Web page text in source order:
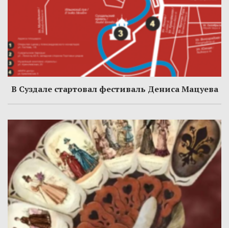
В Суздале стартовал фестиваль Дениса Мацуева